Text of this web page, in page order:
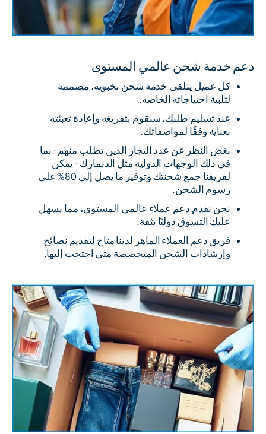
دعم خدمة شحن عالمي المستوى
كل عميل يتلقى خدمة شحن نخبوية، مصممة
لتلبية احتياجاته الخاصة.
عند تسليم طلبك، سنقوم بتفريغه وإعادة تعبئته
بعناية وفقًا لمواصفاتك.
بغض النظر عن عدد التجار الذين تطلب منهم - بما
في ذلك الوجهات الدولية مثل الدنمارك - يمكن
لفريقنا جمع شحنتك وتوفير ما يصل إلى 80% على
رسوم الشحن.
نحن نقدم دعم عملاء عالمي المستوى، مما يسهل
عليك التسوق دوليًا بثقة.
فريق دعم العملاء الماهر لدينا متاح لتقديم نصائح
وإرشادات الشحن المتخصصة متى احتجت إليها.